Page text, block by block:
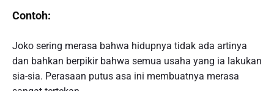
Contoh:
Joko sering merasa bahwa hidupnya tidak ada artinya
dan bahkan berpikir bahwa semua usaha yang ia lakukan
sia-sia. Perasaan putus asa ini membuatnya merasa